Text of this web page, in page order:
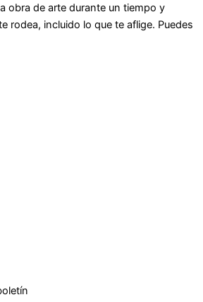
obra de arte durante un tiempo y
rodea, incluido lo que te aflige. Puedes